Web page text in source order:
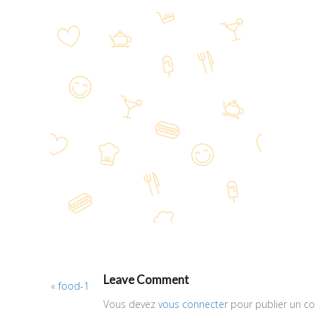
«food-1 Leave Comment
Vous devez vous connecter pour publier un